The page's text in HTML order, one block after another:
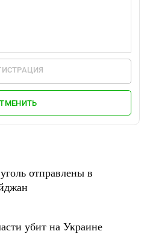
отправлены в
убит на Украине